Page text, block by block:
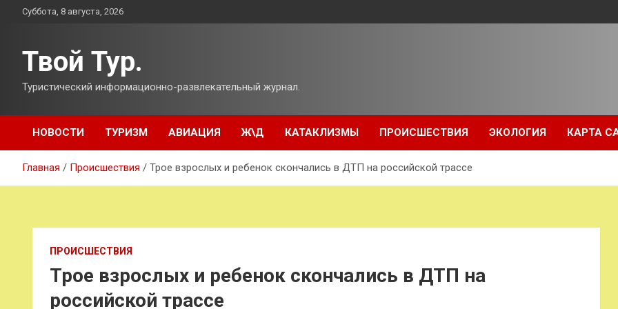
ПерейтиСуббота, 8 августа, 2026
Твой Тур.
Туристический информационно-развлекательный журнал.
НОВОСТИ ТУРИЗМ АВИАЦИЯ Ж\Д КАТАКЛИЗМЫ ПРОИСШЕСТВИЯ ЭКОЛОГИЯ КАРТА
Главная Происшествия Трое взрослых и ребенок скончались в ДТП на российской трассе
ПРОИСШЕСТВИЯ
Трое взрослых и ребенок скончались в ДТП на
российской трассе